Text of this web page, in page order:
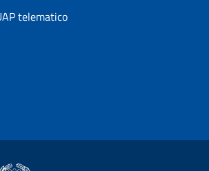
telematico